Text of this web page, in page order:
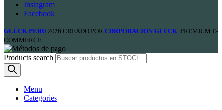
Instagram
Facebook
GLÜCK PERU 2026 CREADO POR CORPORACION GLUCK. PREMIUM E-
COMMERCE
Products search
Menu
Categories